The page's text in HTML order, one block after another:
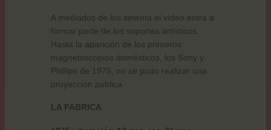
A mediados de los setenta el vídeo entra a
formar parte de los soportes artísticos.
Hasta la aparición de los primeros
magnetoscopios domésticos, los Sony y
Phillips de 1975, no se pudo realizar una
proyección pública.
LA FABRICA